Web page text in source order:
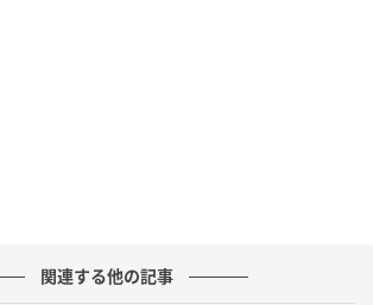
関連する他の記事